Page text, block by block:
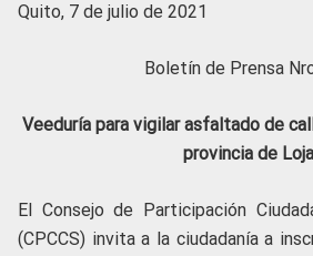
Quito, 7 de julio de 2021
Boletín de Prensa
Veeduría para vigilar asfaltado de
provincia de Loja
El Consejo de Participación
(CPCCS) invita a la ciudadanía a